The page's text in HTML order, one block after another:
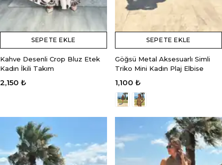
SEPETE EKLE
Kahve Desenli Crop Bluz Etek
Kadın İkili Takım
2,150 ₺
SEPETE EKLE
Göğsü Metal Aksesuarlı Simli
Triko Mini Kadın Plaj Elbise
1,100 ₺